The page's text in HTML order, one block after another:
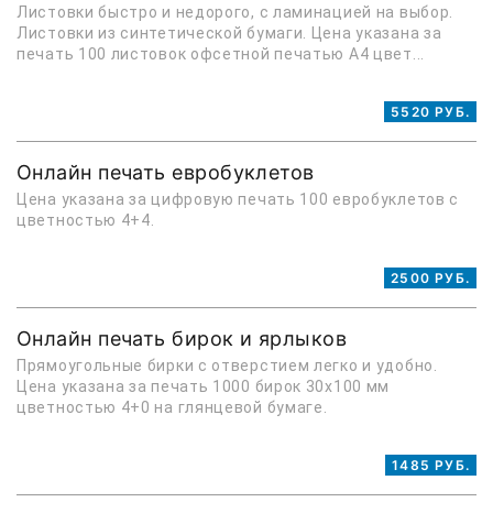
Листовки быстро и недорого, с ламинацией на выбор.
Листовки из синтетической бумаги. Цена указана за
печать 100 листовок офсетной печатью А4 цвет...
5520 РУБ.
Онлайн печать евробуклетов
Цена указана за цифровую печать 100 евробуклетов с
цветностью 4+4.
2500 РУБ.
Онлайн печать бирок и ярлыков
Прямоугольные бирки с отверстием легко и удобно.
Цена указана за печать 1000 бирок 30х100 мм
цветностью 4+0 на глянцевой бумаге.
1485 РУБ.